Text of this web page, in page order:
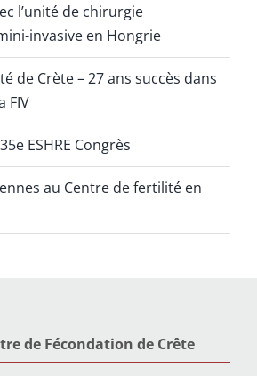
l’unité de chirurgie
invasive en Hongrie
de Crète – 27 ans succès dans
FIV
ESHRE Congrès
au Centre de fertilité en
de Fécondation de Crête